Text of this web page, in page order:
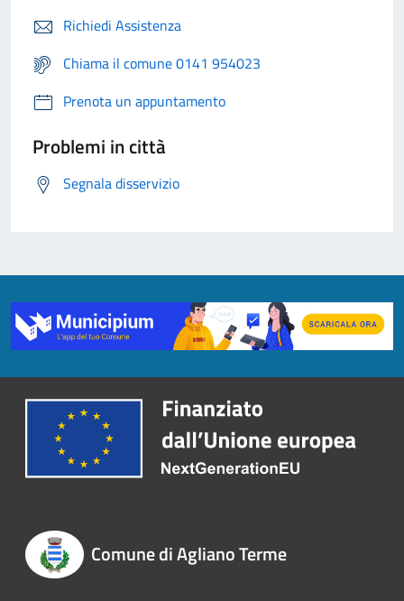
Richiedi Assistenza
Chiama il comune 0141 954023
Prenota un appuntamento
Problemi in città
Segnala disservizio
Comune di Agliano Terme